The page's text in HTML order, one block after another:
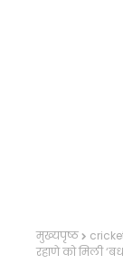
मुख्यपृष्ठ
रहाणे को मिली